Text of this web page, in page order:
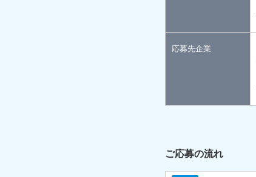
応募先企業
ご応募の流れ